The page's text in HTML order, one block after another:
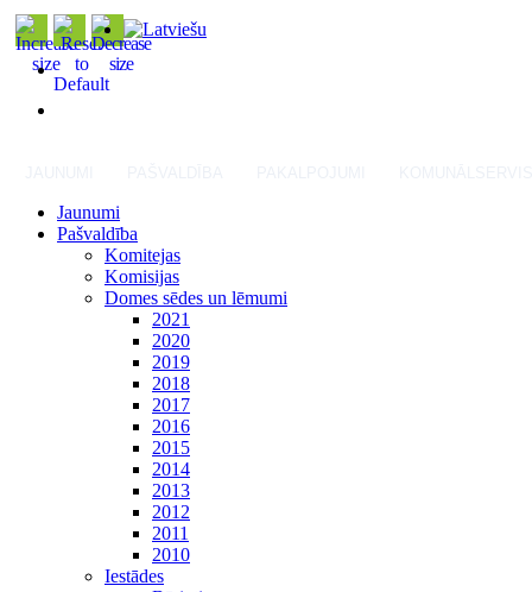
Jaunumi
Pašvaldība
Komitejas
Komisijas
Domes sēdes un lēmumi
2021
2020
2019
2018
2017
2016
2015
2014
2013
2012
2011
2010
Iestādes